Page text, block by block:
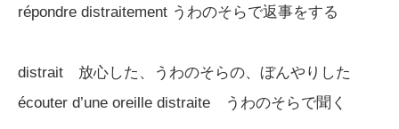
répondre distraitement うわのそらで返事をする
distrait 放心した、うわのそらの、ぼんやりした
écouter d’une oreille distraite うわのそらで聞く